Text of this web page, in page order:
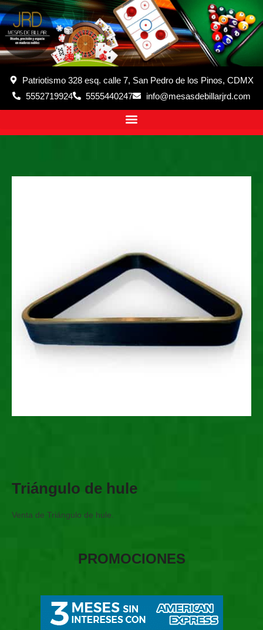
Patriotismo 328 esq. calle 7, San Pedro de los Pinos, CDMX
5552719924
5555440247 info@mesasdebillarjrd.com
Triángulo de hule
Venta de Triángulo de hule.
PROMOCIONES